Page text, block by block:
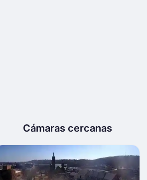
Cámaras cercanas